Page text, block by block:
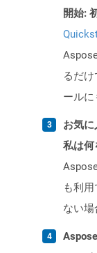
開始:
るだ
ールに
お気に
私は何
も利
ない場